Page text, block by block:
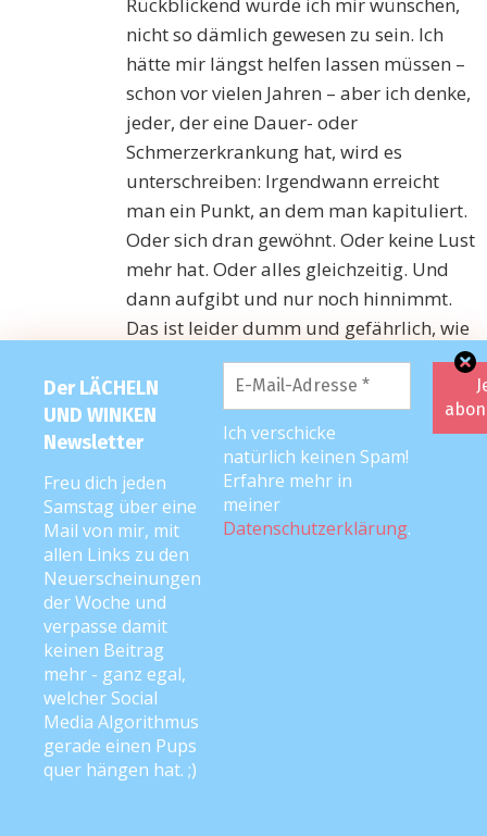
Rückblickend würde ich mir wünschen,
nicht so dämlich gewesen zu sein. Ich
hätte mir längst helfen lassen müssen –
schon vor vielen Jahren – aber ich denke,
jeder, der eine Dauer- oder
Schmerzerkrankung hat, wird es
unterschreiben: Irgendwann erreicht
man ein Punkt, an dem man kapituliert.
Oder sich dran gewöhnt. Oder keine Lust
mehr hat. Oder alles gleichzeitig. Und
dann aufgibt und nur noch hinnimmt.
Das ist leider dumm und gefährlich, wie
man an mir sieht. Also besser
dranbleiben. NICHT aufgeben.
Weitermachen. Tja, hinterher ist man
immer schlauer. :D
Für meine Zukunft wünsche ich mir,
dass ich meinen Körper irgendwann so
gut verstehe und kontinuierlich
behandeln lassen kann, dass ich wieder
öfter schmerzfrei bin und vielleicht
sogar ein bisschen Sport machen kann,
um nicht mehr ständig das Gefühl zu
haben, gleich auseinanderzufallen.
DAUERHAFT schmerzfrei wäre natürlich
noch geiler, aber hey: Ich will nicht gierig
Der LÄCHELN
UND WINKEN
Newsletter
Freu dich jeden
Samstag über eine
Mail von mir, mit
allen Links zu den
Neuerscheinungen
der Woche und
verpasse damit
keinen Beitrag
mehr - ganz egal,
welcher Social
Media Algorithmus
gerade einen Pups
quer hängen hat. ;)
Ich verschicke
natürlich keinen Spam!
Erfahre mehr in
meiner
Datenschutzerklärung.